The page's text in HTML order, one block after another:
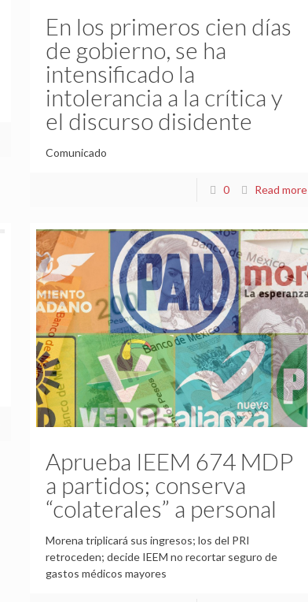
En los primeros cien días
de gobierno, se ha
intensificado la
intolerancia a la crítica y
el discurso disidente
Comunicado
0 Read more
Aprueba IEEM 674 MDP
a partidos; conserva
“colaterales” a personal
Morena triplicará sus ingresos; los del PRI
retroceden; decide IEEM no recortar seguro de
gastos médicos mayores